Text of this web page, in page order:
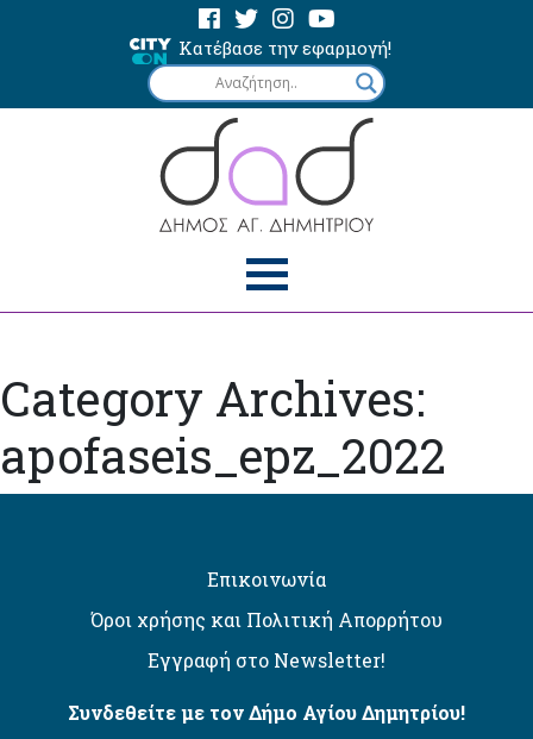
Κατέβασε την εφαρμογή!
Category Archives:
apofaseis_epz_2022
Επικοινωνία
Όροι χρήσης και Πολιτική Απορρήτου
Εγγραφή στο Newsletter!
Συνδεθείτε με τον Δήμο Αγίου Δημητρίου!